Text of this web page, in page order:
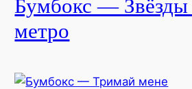
Бумбокс — Звёзды
метро